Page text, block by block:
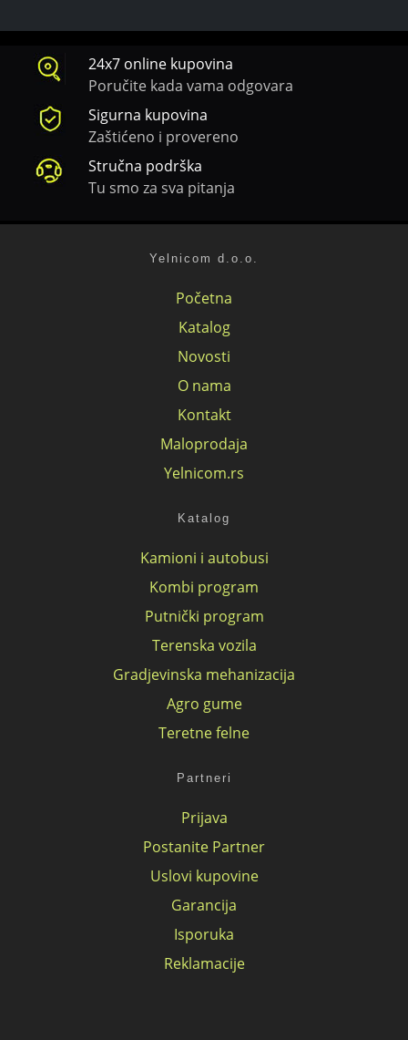
24x7 online kupovina
Poručite kada vama odgovara
Sigurna kupovina
Zaštićeno i provereno
Stručna podrška
Tu smo za sva pitanja
Yelnicom d.o.o.
Početna
Katalog
Novosti
O nama
Kontakt
Maloprodaja
Yelnicom.rs
Katalog
Kamioni i autobusi
Kombi program
Putnički program
Terenska vozila
Gradjevinska mehanizacija
Agro gume
Teretne felne
Partneri
Prijava
Postanite Partner
Uslovi kupovine
Garancija
Isporuka
Reklamacije